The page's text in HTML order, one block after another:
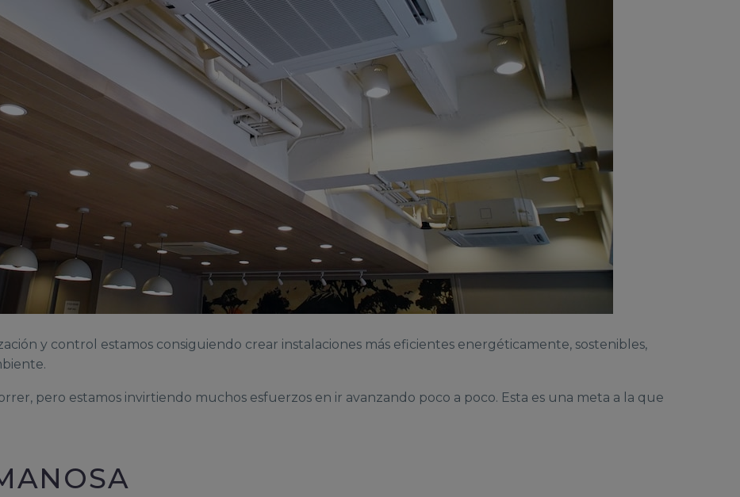
y control estamos consiguiendo crear instalaciones más eficientes energéticamente, sostenibles,
pero estamos invirtiendo muchos esfuerzos en ir avanzando poco a poco. Esta es una meta a la que